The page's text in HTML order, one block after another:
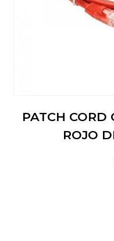
PATCH CORD
ROJO